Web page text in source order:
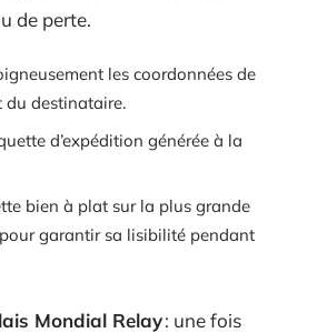
de perte.
les coordonnées de
du destinataire.
d’expédition générée à la
bien à plat sur la plus grande
garantir sa lisibilité pendant
Mondial Relay: une fois